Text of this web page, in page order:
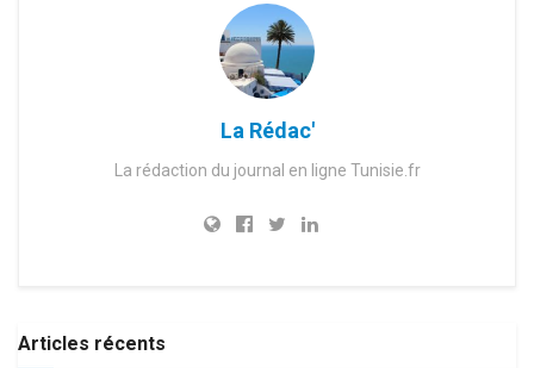
La Rédac'
La rédaction du journal en ligne Tunisie.fr
Articles récents